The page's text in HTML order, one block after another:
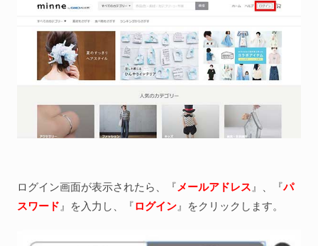
ログイン画面が表示されたら、『 メールアドレス 』、『パ
スワード 』を入力し、『ログイン 』をクリックします。